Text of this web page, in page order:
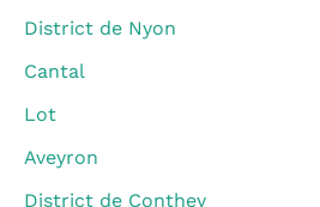
District de Nyon
Cantal
Lot
Aveyron
District de Conthey